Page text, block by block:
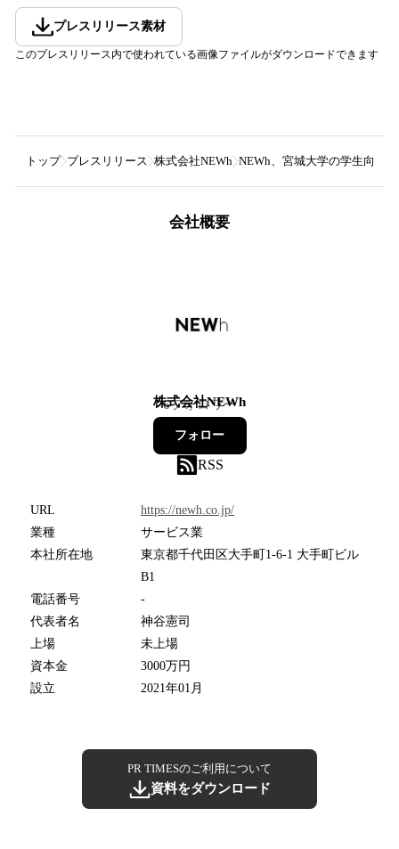
プレスリリース素材
このプレスリリース内で使われている画像ファイルがダウンロードできます
トップ プレスリリース 株式会社NEWh NEWh、宮城大学の学生向け
会社概要
株式会社NEWh
6フォロワー
フォロー
RSS
URL
https://newh.co.jp/
業種
サービス業
本社所在地
東京都千代田区大手町1-6-1 大手町ビル
B1
電話番号
-
代表者名
神谷憲司
上場
未上場
資本金
3000万円
設立
2021年01月
PR TIMESのご利用について
資料をダウンロード